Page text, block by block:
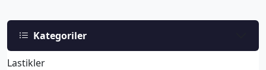
Kategoriler
Lastikler